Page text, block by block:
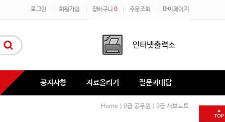
로그인 회원가입 장바구니 0 주문조회 마이페이지
공지사항 자료올리기 질문과대답
Home > 9급 공무원 > 9급 서브노트